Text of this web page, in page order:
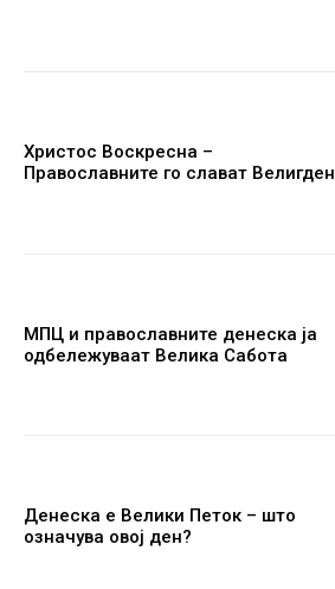
Христос Воскресна –
Православните го слават Велигден
МПЦ и православните денеска ја
одбележуваат Велика Сабота
Денеска е Велики Петок – што
означува овој ден?